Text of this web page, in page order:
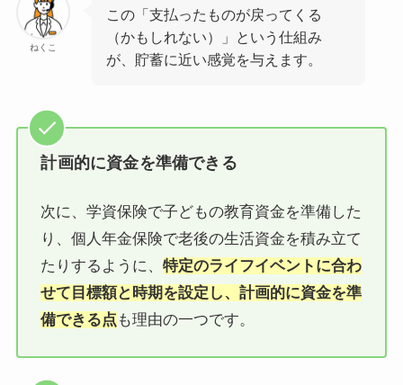
ねくこ
この「支払ったものが戻ってくる
（かもしれない）」という仕組み
が、貯蓄に近い感覚を与えます。
計画的に資金を準備できる
次に、学資保険で子どもの教育資金を準備した
り、個人年金保険で老後の生活資金を積み立て
たりするように、特定のライフイベントに合わ
せて目標額と時期を設定し、計画的に資金を準
備できる点 も理由の一つです。